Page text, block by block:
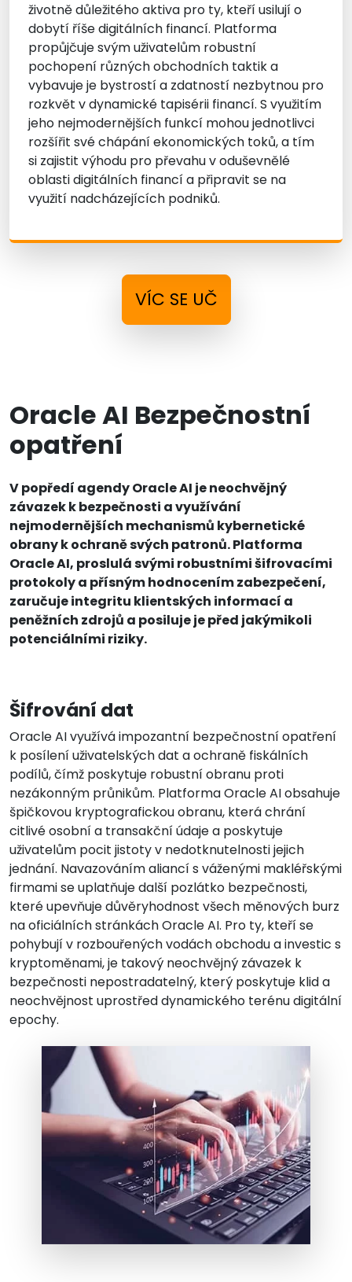
životně důležitého aktiva pro ty, kteří usilují o
dobytí říše digitálních financí. Platforma
propůjčuje svým uživatelům robustní
pochopení různých obchodních taktik a
vybavuje je bystrostí a zdatností nezbytnou pro
rozkvět v dynamické tapisérii financí. S využitím
jeho nejmodernějších funkcí mohou jednotlivci
rozšířit své chápání ekonomických toků, a tím
si zajistit výhodu pro převahu v oduševnělé
oblasti digitálních financí a připravit se na
využití nadcházejících podniků.
VÍC SE UČ
Oracle AI Bezpečnostní
opatření
V popředí agendy Oracle AI je neochvějný
závazek k bezpečnosti a využívání
nejmodernějších mechanismů kybernetické
obrany k ochraně svých patronů. Platforma
Oracle AI, proslulá svými robustními šifrovacími
protokoly a přísným hodnocením zabezpečení,
zaručuje integritu klientských informací a
peněžních zdrojů a posiluje je před jakýmikoli
potenciálními riziky.
Šifrování dat
Oracle AI využívá impozantní bezpečnostní opatření
k posílení uživatelských dat a ochraně fiskálních
podílů, čímž poskytuje robustní obranu proti
nezákonným průnikům. Platforma Oracle AI obsahuje
špičkovou kryptografickou obranu, která chrání
citlivé osobní a transakční údaje a poskytuje
uživatelům pocit jistoty v nedotknutelnosti jejich
jednání. Navazováním aliancí s váženými makléřskými
firmami se uplatňuje další pozlátko bezpečnosti,
které upevňuje důvěryhodnost všech měnových burz
na oficiálních stránkách Oracle AI. Pro ty, kteří se
pohybují v rozbouřených vodách obchodu a investic s
kryptoměnami, je takový neochvějný závazek k
bezpečnosti nepostradatelný, který poskytuje klid a
neochvějnost uprostřed dynamického terénu digitální
epochy.